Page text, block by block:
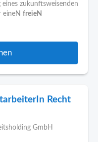
zukunftsweisenden
eineN freieN
Recht
GmbH